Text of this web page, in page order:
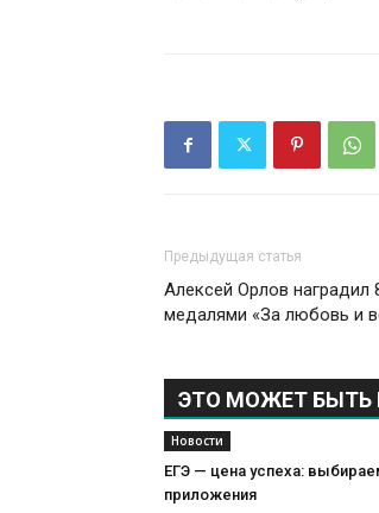
Предыдущая статья
Алексей Орлов наградил
медалями «За любовь и
ЭТО МОЖЕТ БЫТЬ
Новости
ЕГЭ — цена успеха:
приложения